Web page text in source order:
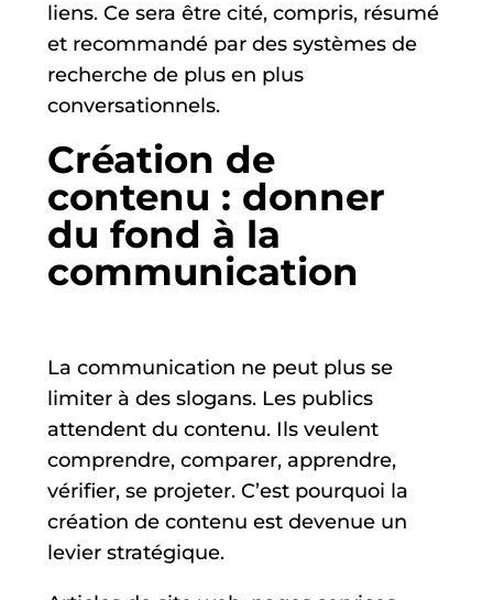
liens. Ce sera être cité, compris, résumé
et recommandé par des systèmes de
recherche de plus en plus
conversationnels.
Création de
contenu : donner
du fond à la
communication
La communication ne peut plus se
limiter à des slogans. Les publics
attendent du contenu. Ils veulent
comprendre, comparer, apprendre,
vérifier, se projeter. C’est pourquoi la
création de contenu est devenue un
levier stratégique.